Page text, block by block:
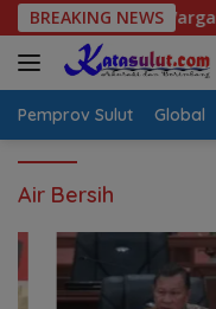
Langsung
ke
konten
BREAKING NEWS
Warga, Kawal
Pemprov Sulut Global
Air Bersih